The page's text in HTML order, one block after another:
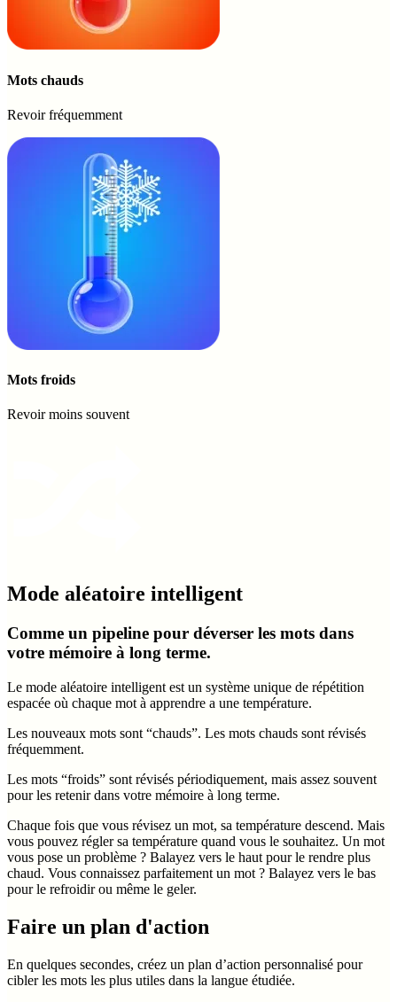
Mots chauds
Revoir fréquemment
Mots froids
Revoir moins souvent
Mode aléatoire intelligent
Comme un pipeline pour déverser les mots dans
votre mémoire à long terme.
Le mode aléatoire intelligent est un système unique de répétition
espacée où chaque mot à apprendre a une température.
Les nouveaux mots sont “chauds”. Les mots chauds sont révisés
fréquemment.
Les mots “froids” sont révisés périodiquement, mais assez souvent
pour les retenir dans votre mémoire à long terme.
Chaque fois que vous révisez un mot, sa température descend. Mais
vous pouvez régler sa température quand vous le souhaitez. Un mot
vous pose un problème ? Balayez vers le haut pour le rendre plus
chaud. Vous connaissez parfaitement un mot ? Balayez vers le bas
pour le refroidir ou même le geler.
Faire un plan d'action
En quelques secondes, créez un plan d’action personnalisé pour
cibler les mots les plus utiles dans la langue étudiée.